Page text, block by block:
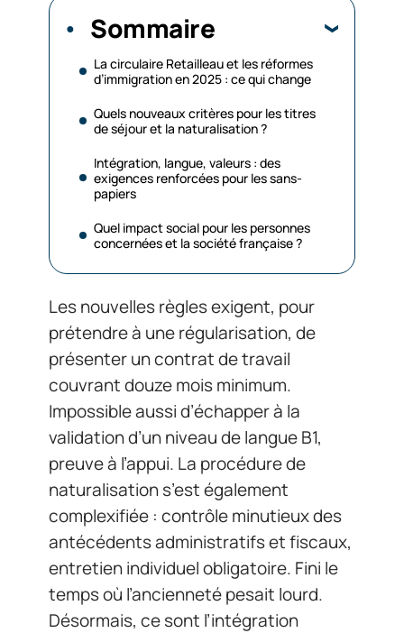
Sommaire
La circulaire Retailleau et les réformes
d’immigration en 2025 : ce qui change
Quels nouveaux critères pour les titres
de séjour et la naturalisation ?
Intégration, langue, valeurs : des
exigences renforcées pour les sans-
papiers
Quel impact social pour les personnes
concernées et la société française ?
Les nouvelles règles exigent, pour
prétendre à une régularisation, de
présenter un contrat de travail
couvrant douze mois minimum.
Impossible aussi d’échapper à la
validation d’un niveau de langue B1,
preuve à l’appui. La procédure de
naturalisation s’est également
complexifiée : contrôle minutieux des
antécédents administratifs et fiscaux,
entretien individuel obligatoire. Fini le
temps où l’ancienneté pesait lourd.
Désormais, ce sont l’intégration